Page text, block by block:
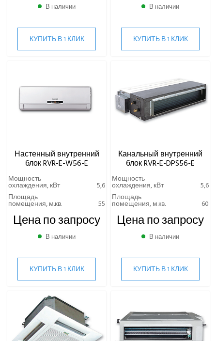
В наличии
КУПИТЬ В 1 КЛИК
В наличии
КУПИТЬ В 1 КЛИК
Настенный внутренний
блок RVR-E-W56-E
Мощность
охлаждения, кВт
5,6
Площадь
помещения, м.кв. 55
Цена по запросу
В наличии
КУПИТЬ В 1 КЛИК
Канальный внутренний
блок RVR-E-DPS56-E
Мощность
охлаждения, кВт
5,6
Площадь
помещения, м.кв. 60
Цена по запросу
В наличии
КУПИТЬ В 1 КЛИК